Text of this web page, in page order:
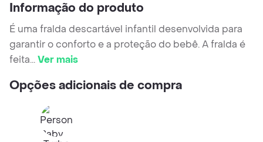
Informação do produto
É uma fralda descartável infantil desenvolvida para
garantir o conforto e a proteção do bebê. A fralda é
feita...Ver mais
Opções adicionais de compra